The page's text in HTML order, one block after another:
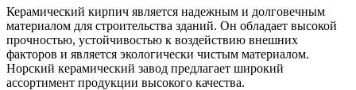
Керамический кирпич является надежным и долговечным
материалом для строительства зданий. Он обладает высокой
прочностью, устойчивостью к воздействию внешних
факторов и является экологически чистым материалом.
Норский керамический завод предлагает широкий
ассортимент продукции высокого качества.